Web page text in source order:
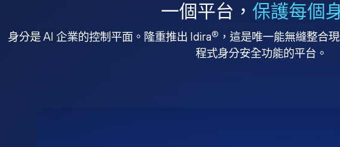
一個平台， 保護每個
身分是 AI 企業的控制平面。隆重推出 Idira® ，這是唯一能無縫整合
程式身分安全功能的平台。